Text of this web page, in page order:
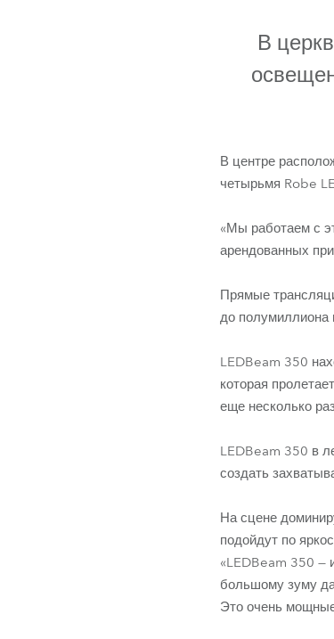
В
В центре
четырьмя Robe
«Мы работаем с
арендованных
Прямые
до полумиллиона
LEDBeam 350
которая
еще несколько
LEDBeam 350 в
создать
На сцене
подойдут по
«LEDBeam 350 —
большому зуму
Это очень